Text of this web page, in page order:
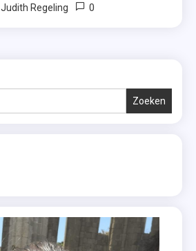
Judith Regeling 0
Zoeken